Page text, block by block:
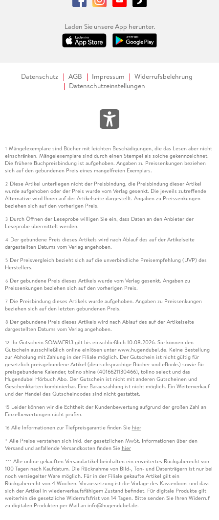
Laden Sie unsere App herunter.
Datenschutz AGB Impressum
Widerrufsbelehrung
Datenschutzeinstellungen
1 Mängelexemplare sind Bücher mit leichten Beschädigungen, die das Lesen aber nicht
einschränken. Mängelexemplare sind durch einen Stempel als solche gekennzeichnet.
Die frühere Buchpreisbindung ist aufgehoben. Angaben zu Preissenkungen beziehen
sich auf den gebundenen Preis eines mangelfreien Exemplars.
2 Diese Artikel unterliegen nicht der Preisbindung, die Preisbindung dieser Artikel
wurde aufgehoben oder der Preis wurde vom Verlag gesenkt. Die jeweils zutreffende
Alternative wird Ihnen auf der Artikelseite dargestellt. Angaben zu Preissenkungen
beziehen sich auf den vorherigen Preis.
3 Durch Öffnen der Leseprobe willigen Sie ein, dass Daten an den Anbieter der
Leseprobe übermittelt werden.
4 Der gebundene Preis dieses Artikels wird nach Ablauf des auf der Artikelseite
dargestellten Datums vom Verlag angehoben.
5 Der Preisvergleich bezieht sich auf die unverbindliche Preisempfehlung (UVP) des
Herstellers.
6 Der gebundene Preis dieses Artikels wurde vom Verlag gesenkt. Angaben zu
Preissenkungen beziehen sich auf den vorherigen Preis.
7 Die Preisbindung dieses Artikels wurde aufgehoben. Angaben zu Preissenkungen
beziehen sich auf den letzten gebundenen Preis.
8 Der gebundene Preis dieses Artikels wird nach Ablauf des auf der Artikelseite
dargestellten Datums vom Verlag angehoben.
12 Ihr Gutschein SOMMER13 gilt bis einschließlich 10.08.2026. Sie können den
Gutschein ausschließlich online einlösen unter www.hugendubel.de. Keine Bestellung
zur Abholung mit Zahlung in der Filiale möglich. Der Gutschein ist nicht gültig für
gesetzlich preisgebundene Artikel (deutschsprachige Bücher und eBooks) sowie für
preisgebundene Kalender, tolino shine (4016621130466), tolino select und das
Hugendubel Hörbuch Abo. Der Gutschein ist nicht mit anderen Gutscheinen und
Geschenkkarten kombinierbar. Eine Barauszahlung ist nicht möglich. Ein Weiterverkauf
und der Handel des Gutscheincodes sind nicht gestattet.
15 Leider können wir die Echtheit der Kundenbewertung aufgrund der großen Zahl an
Einzelbewertungen nicht prüfen.
16 Alle Informationen zur Tiefpreisgarantie finden Sie hier
* Alle Preise verstehen sich inkl. der gesetzlichen MwSt. Informationen über den
Versand und anfallende Versandkosten finden Sie hier
*** Alle online gekauften Versandartikel beinhalten ein erweitertes Rückgaberecht von
100 Tagen nach Kaufdatum. Die Rücknahme von Bild-, Ton- und Datenträgern ist nur bei
noch versiegelter Ware möglich. Für in der Filiale gekaufte Artikel gilt ein
Rückgaberecht von 4 Wochen. Voraussetzung ist die Vorlage des Kassenbons und dass
sich der Artikel in wiederverkaufsfähigem Zustand befindet. Für digitale Produkte gilt
weiterhin die gesetzliche Widerrufsfrist von 14 Tagen. Bitte senden Sie Ihren Widerruf
zu digitalen Produkten per Mail an info@hugendubel.de.